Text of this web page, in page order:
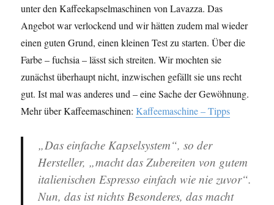
unter den Kaffeekapselmaschinen von Lavazza. Das
Angebot war verlockend und wir hätten zudem mal wieder
einen guten Grund, einen kleinen Test zu starten. Über die
Farbe – fuchsia – lässt sich streiten. Wir mochten sie
zunächst überhaupt nicht, inzwischen gefällt sie uns recht
gut. Ist mal was anderes und – eine Sache der Gewöhnung.
Mehr über Kaffeemaschinen:Kaffeemaschine – Tipps
„Das einfache Kapselsystem“, so der
Hersteller, „macht das Zubereiten von gutem
italienischen Espresso einfach wie nie zuvor“.
Nun, das ist nichts Besonderes, das macht